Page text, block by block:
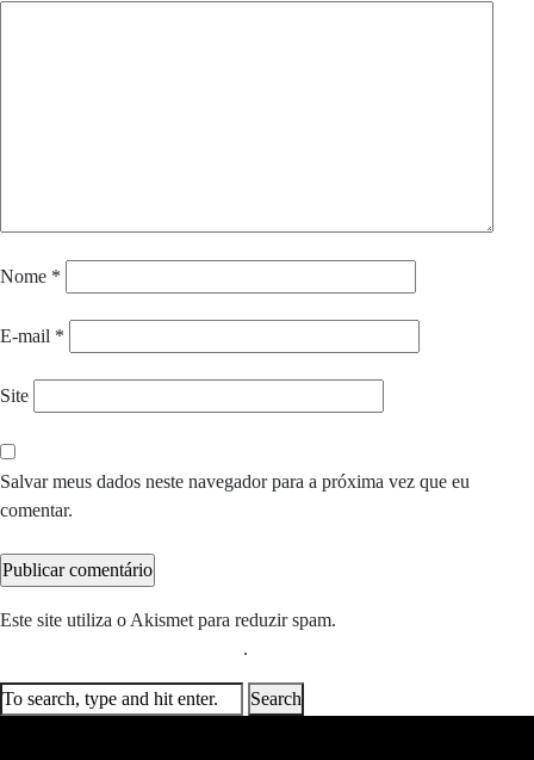
Nome *
E-mail *
Site
Salvar meus dados neste navegador para a próxima vez que eu
comentar.
Este site utiliza o Akismet para reduzir spam.
.
Search